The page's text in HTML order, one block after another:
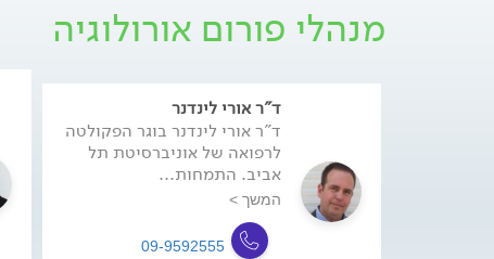
מנהלי פורום אורולוגיה
ד"ר אורי לינדנר
ד"ר אורי לינדנר בוגר הפקולטה
לרפואה של אוניברסיטת תל
אביב. התמחות...
המשך >
09-9592555